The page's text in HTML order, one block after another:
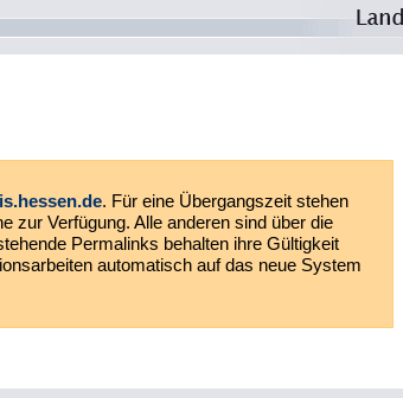
. Für eine Übergangszeit stehen
zur Verfügung. Alle anderen sind über die
Permalinks behalten ihre Gültigkeit
automatisch auf das neue System